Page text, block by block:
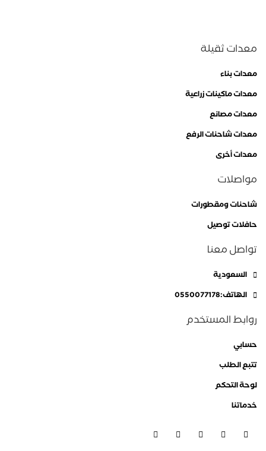
معدات ثقيلة
معدات بناء
معدات ماكينات زراعية
معدات مصانع
معدات شاحنات الرفع
معدات أخرى
مواصلات
شاحنات ومقطورات
حافلات توصيل
تواصل معنا
السعودية
الهاتف:0550077178
روابط المستخدم
حسابي
تتبع الطلب
لوحة التحكم
خدماتنا